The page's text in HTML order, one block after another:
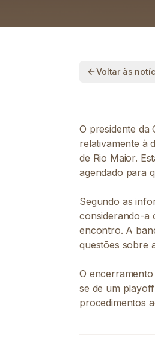
Voltar às
O presidente da
relativamente à
de Rio Maior.
agendado para
Segundo as
considerando-a
encontro. A
questões sobre
O
se de um
procedimentos